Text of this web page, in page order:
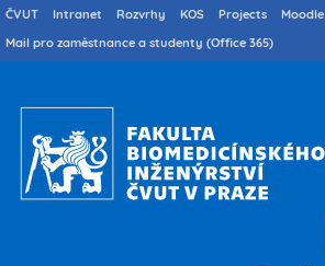
Přejít
k
hlavnímu
Druhé
menu
ČVUT Intranet Rozvrhy KOS Projects Moodle
Mail pro zaměstnance a studenty (Office 365)